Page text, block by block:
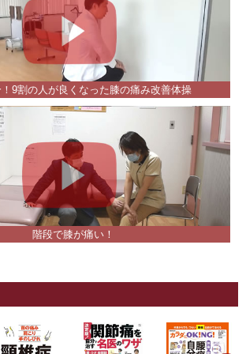
9割の人が良くなった膝の痛み改善体操
階段で膝が痛い！